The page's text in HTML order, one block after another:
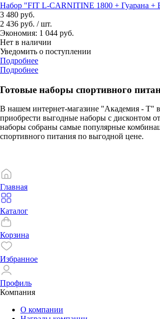
Набор "FIT L-СARNITINE 1800 + Гуарана +
3 480 руб.
2 436 руб. / шт.
Экономия: 1 044 руб.
Нет в наличии
Уведомить о поступлении
Подробнее
Подробнее
Готовые наборы спортивного
В нашем интернет-магазине "Академия - Т"
приобрести выгодные наборы с дисконтом
наборы собраны самые популярные
спортивного питания по выгодной цене.
Главная
Каталог
Корзина
Избранное
Профиль
Компания
О компании